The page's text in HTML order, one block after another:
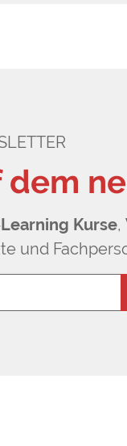
dem
Kurse,
und